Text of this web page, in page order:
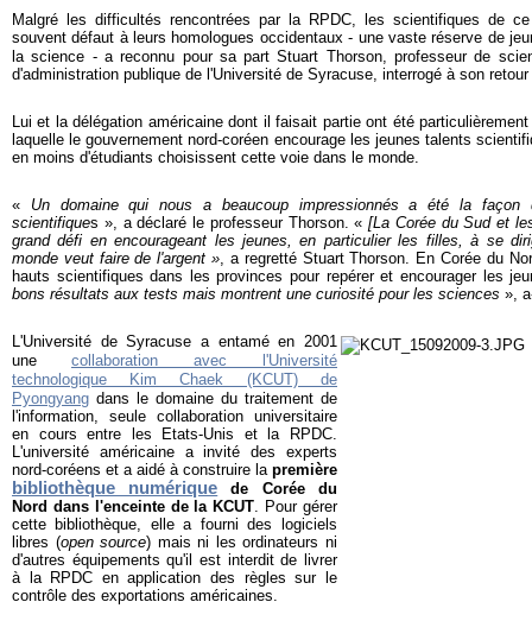
Malgré les difficultés rencontrées par la RPDC, les scientifiques de
souvent défaut à leurs homologues occidentaux - une vaste réserve de
la science - a reconnu pour sa part Stuart Thorson, professeur de
d'administration publique de l'Université de Syracuse, interrogé à son
Lui et la délégation américaine dont il faisait partie ont été
laquelle le gouvernement nord-coréen encourage les jeunes talents
en moins d'étudiants choisissent cette voie dans le monde.
« Un domaine qui nous a beaucoup impressionnés a été la façon
scientifiques », a déclaré le professeur Thorson. «[La Corée du Sud et
grand défi en encourageant les jeunes, en particulier les filles, à se
monde veut faire de l'argent », a regretté Stuart Thorson. En Corée du
hauts scientifiques dans les provinces pour repérer et encourager les
bons résultats aux tests mais montrent une curiosité pour les sciences »,
L'Université de Syracuse a entamé en 2001
une
collaboration avec l'Université
technologique Kim Chaek (KCUT) de
Pyongyang dans le domaine du traitement de
l'information, seule collaboration universitaire
en cours entre les Etats-Unis et la RPDC.
L'université américaine a invité des experts
nord-coréens et a aidé à construire la première
bibliothèque numérique
de Corée du
Nord dans l'enceinte de la KCUT. Pour gérer
cette bibliothèque, elle a fourni des logiciels
libres (open source) mais ni les ordinateurs ni
d'autres équipements qu'il est interdit de livrer
à la RPDC en application des règles sur le
contrôle des exportations américaines.